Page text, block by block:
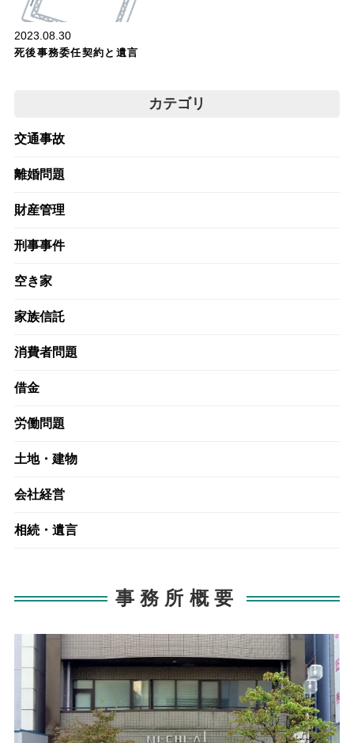
2023.08.30
死後事務委任契約と遺言
カテゴリ
交通事故
離婚問題
財産管理
刑事事件
空き家
家族信託
消費者問題
借金
労働問題
土地・建物
会社経営
相続・遺言
事務所概要